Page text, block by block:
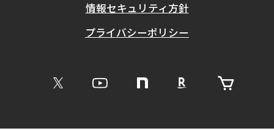
情報セキュリティ方針
プライバシーポリシー